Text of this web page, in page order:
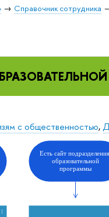
Справочник сотрудника
с общественностью,
Есть сайт
образовательной
программы